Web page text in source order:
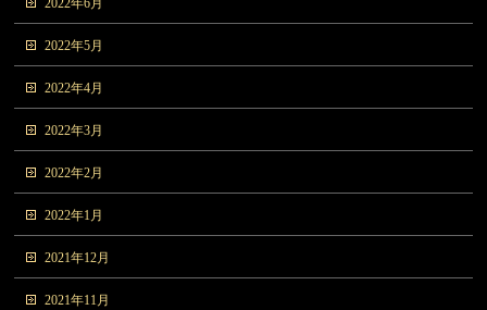
2022年6月
2022年5月
2022年4月
2022年3月
2022年2月
2022年1月
2021年12月
2021年11月